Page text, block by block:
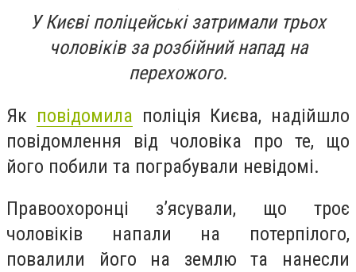
У Києві поліцейські затримали трьох
чоловіків за розбійний напад на
перехожого.
Як повідомила поліція Києва, надійшло
повідомлення від чоловіка про те, що
його побили та пограбували невідомі.
Правоохоронці з’ясували, що троє
чоловіків напали на потерпілого,
повалили його на землю та нанесли